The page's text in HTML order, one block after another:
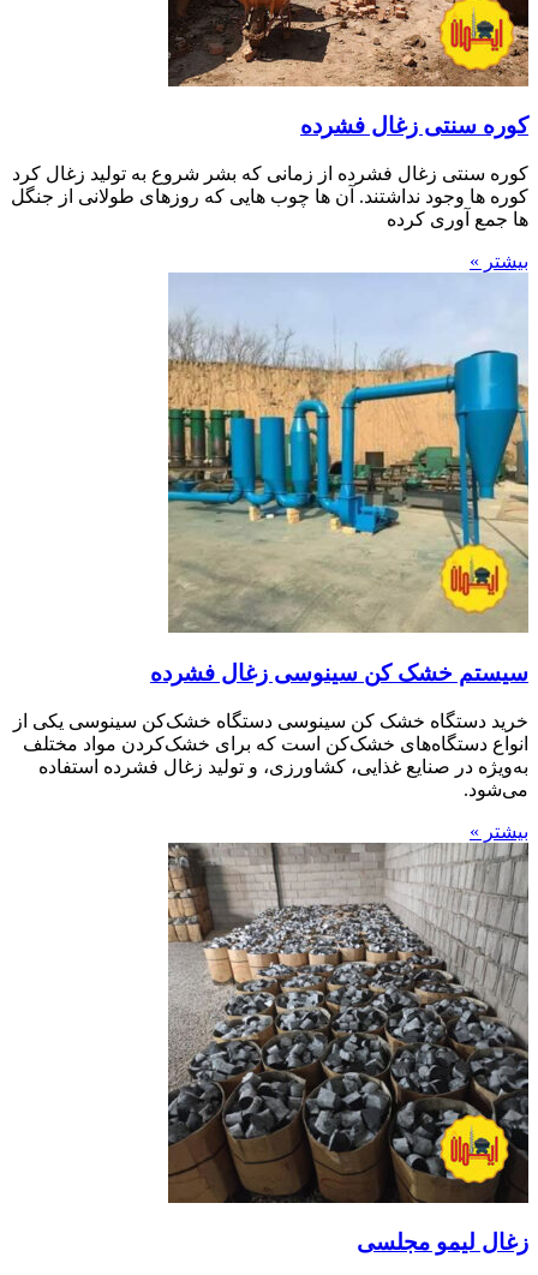
کوره سنتی زغال فشرده
کوره سنتی زغال فشرده از زمانی که بشر شروع به تولید زغال کرد
کوره ها وجود نداشتند. آن ها چوب هایی که روزهای طولانی از جنگل
ها جمع آوری کرده
بیشتر »
سیستم خشک کن سینوسی زغال فشرده
خرید دستگاه خشک کن سینوسی دستگاه خشک‌کن سینوسی یکی از
انواع دستگاه‌های خشک‌کن است که برای خشک‌کردن مواد مختلف
به‌ویژه در صنایع غذایی، کشاورزی، و تولید زغال فشرده استفاده
می‌شود.
بیشتر »
زغال لیمو مجلسی